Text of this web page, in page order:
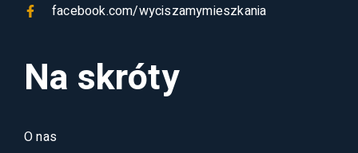
facebook.com/wyciszamymieszkania
Na skróty
O nas